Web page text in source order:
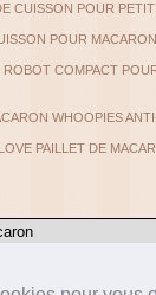
CUISSON POUR
POUR
ROBOT COMPACT
WHOOPIES
PAILLET DE